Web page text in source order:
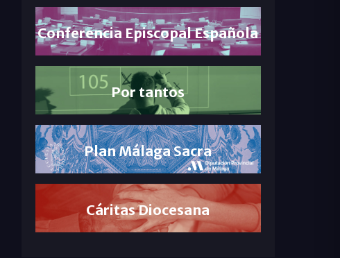
Conferencia Episcopal Española
Por tantos
Plan Málaga Sacra
Cáritas Diocesana